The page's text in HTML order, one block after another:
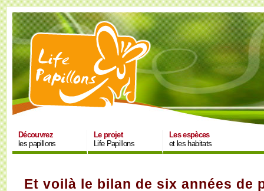
Découvrez
les papillons
Le projet
Life Papillons
Les espèces
et les habitats
Et voilà le bilan de six années de